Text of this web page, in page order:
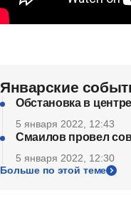
Январские
Обстановка в
5 января 2022, 12:43
Смаилов провел
5 января 2022, 12:30
Больше по этой теме